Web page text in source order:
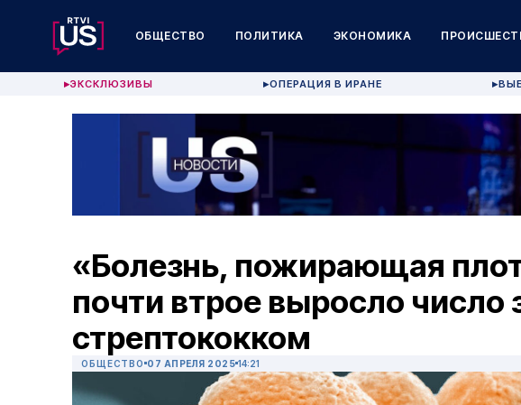
ОБЩЕСТВО ПОЛИТИКА ЭКОНОМИКА
▶ЭКСКЛЮЗИВЫ ▶ОПЕРАЦИЯ В ИРАНЕ ▶
«Болезнь, пожирающая
почти втрое выросло число
стрептококком
ОБЩЕСТВО 07 АПРЕЛЯ 2025 14:21